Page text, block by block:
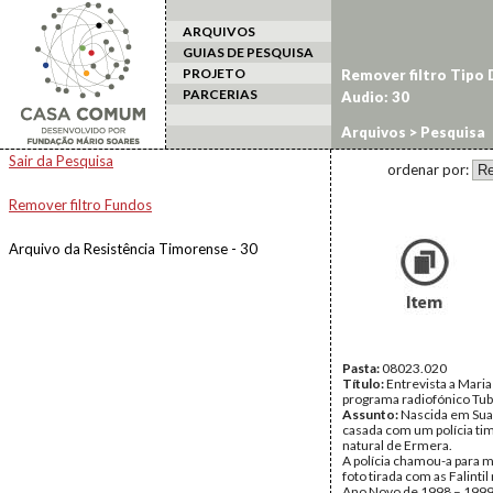
ARQUIVOS
GUIAS DE PESQUISA
PROJETO
PARCERIAS
Arquivos > Pesquisa
Sair da Pesquisa
Remover filtro Fundos
Arquivo da Resistência Timorense - 30
Remover filtro Tipo
Audio: 30
ordenar por:
Pasta:08023.020
Título:Entrevista a
programa radiofónico
Assunto:Nascida em
casada com um polícia
natural de Ermera.
A polícia chamou-a para
foto tirada com as Falintil